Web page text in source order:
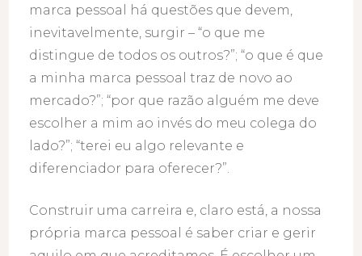
marca pessoal há questões que devem,
inevitavelmente, surgir – “o que me
distingue de todos os outros?”; “o que é que
a minha marca pessoal traz de novo ao
mercado?”; “por que razão alguém me deve
escolher a mim ao invés do meu colega do
lado?”; “terei eu algo relevante e
diferenciador para oferecer?”.
Construir uma carreira e, claro está, a nossa
própria marca pessoal é saber criar e gerir